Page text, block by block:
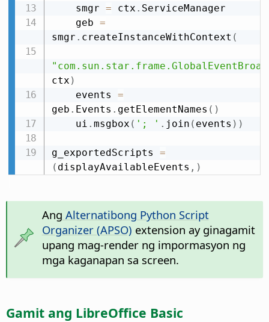
    smgr
= ctx . ServiceManager
    geb
=
smgr . createInstanceWithContext (
ctx )
    events
=
geb . Events . getElementNames ( )
    ui
. msgbox ( '; ' . join ( events ) )
g_exportedScripts =
( displayAvailableEvents , )
Ang Alternatibong Python Script
Organizer (APSO) extension ay ginagamit
upang mag-render ng impormasyon ng
mga kaganapan sa screen.
Gamit ang LibreOffice Basic